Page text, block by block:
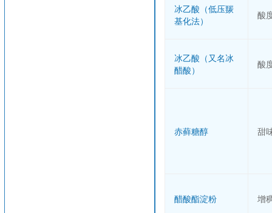
冰乙酸（低压羰
基化法）
酸
冰乙酸（又名冰
醋酸）
酸
赤藓糖醇 甜
醋酸酯淀粉 增